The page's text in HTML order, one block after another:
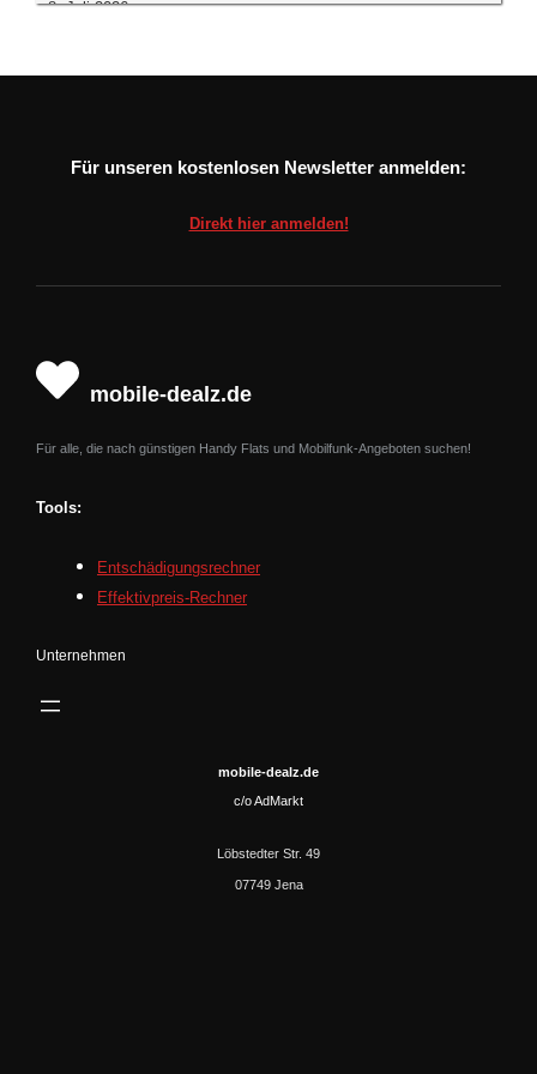
8. Juli 2026
8,99 Euro monatlich mit passender
Aktuell hat O2 die Kidswatch Xplora X6Play (2025) in einen
nur 8,99 Euro monatlich an. Der Kaufpreis beträgt bei
Für unseren kostenlosen Newsletter anmelden:
Direkt hier anmelden!
mobile-dealz.de
Für alle, die nach günstigen Handy Flats und Mobilfunk-Angeboten suchen!
Tools:
Entschädigungsrechner
Effektivpreis-Rechner
Unternehmen
mobile-dealz.de
c/o AdMarkt
Löbstedter Str. 49
07749 Jena